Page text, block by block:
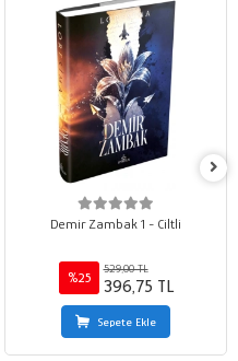
Demir Zambak 1 - Ciltli
%25
529,00 TL
396,75 TL
Sepete Ekle